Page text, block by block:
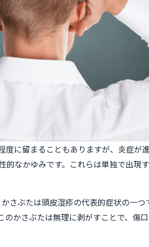
に留まることもありますが、炎症が
なかゆみです。これらは単独で出現
さぶたは頭皮湿疹の代表的症状の一
かさぶたは無理に剥がすことで、傷